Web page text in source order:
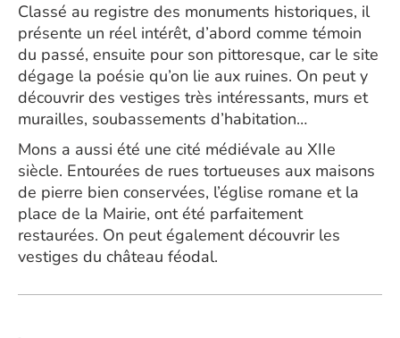
Classé au registre des monuments historiques, il
présente un réel intérêt, d’abord comme témoin
du passé, ensuite pour son pittoresque, car le site
dégage la poésie qu’on lie aux ruines. On peut y
découvrir des vestiges très intéressants, murs et
murailles, soubassements d’habitation…
Mons a aussi été une cité médiévale au XIIe
siècle. Entourées de rues tortueuses aux maisons
de pierre bien conservées, l’église romane et la
place de la Mairie, ont été parfaitement
restaurées. On peut également découvrir les
vestiges du château féodal.